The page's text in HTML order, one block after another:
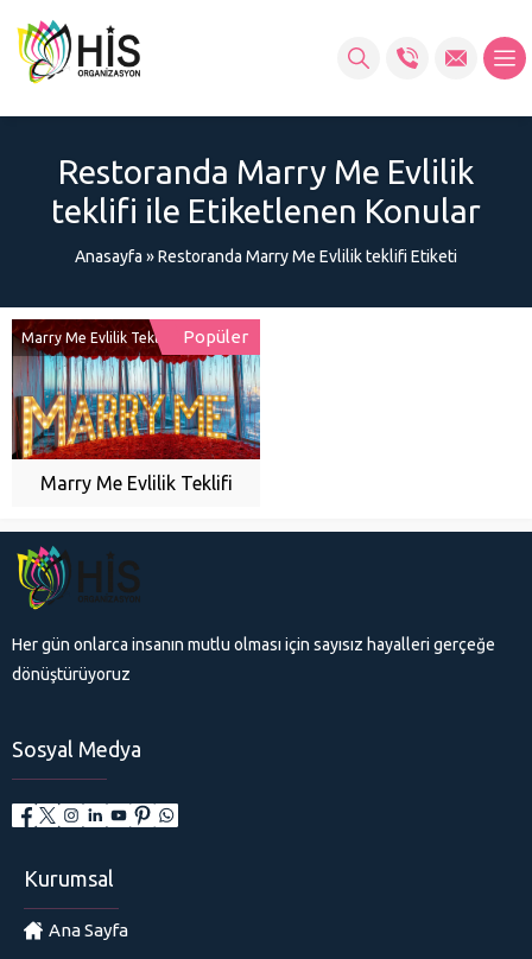
Restoranda Marry Me Evlilik
teklifi ile Etiketlenen Konular
Anasayfa »Restoranda Marry Me Evlilik teklifi Etiketi
Marry Me Evlilik Teklifi Popüler
Marry Me Evlilik Teklifi
Her gün onlarca insanın mutlu olması için sayısız hayalleri gerçeğe
dönüştürüyoruz
Sosyal Medya
Kurumsal
Ana Sayfa